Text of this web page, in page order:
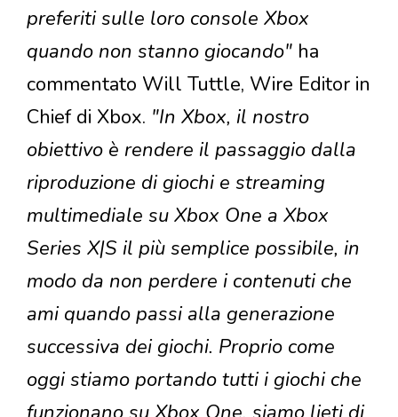
preferiti sulle loro console Xbox
quando non stanno giocando" ha
commentato Will Tuttle, Wire Editor in
Chief di Xbox. "In Xbox, il nostro
obiettivo è rendere il passaggio dalla
riproduzione di giochi e streaming
multimediale su Xbox One a Xbox
Series X|S il più semplice possibile, in
modo da non perdere i contenuti che
ami quando passi alla generazione
successiva dei giochi. Proprio come
oggi stiamo portando tutti i giochi che